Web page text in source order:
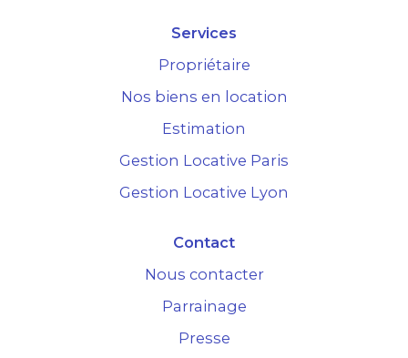
Services
Propriétaire
Nos biens en location
Estimation
Gestion Locative Paris
Gestion Locative Lyon
Contact
Nous contacter
Parrainage
Presse